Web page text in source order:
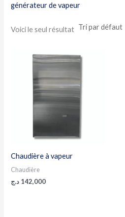
générateur de vapeur
Voici le seul résultat
Chaudière à vapeur
Chaudière
142,000 د.ج